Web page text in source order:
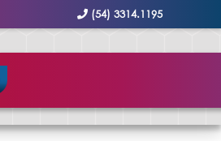
(54) 3314.1195